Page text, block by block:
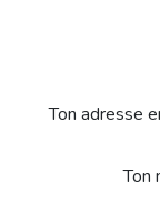
Ton adresse
Ton